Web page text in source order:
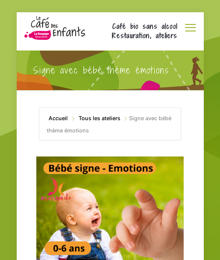
Café bio sans alcool
Restauration, ateliers
Signe avec bébé thème émotions
Accueil Tous les ateliers
Signe avec bébé
thème émotions